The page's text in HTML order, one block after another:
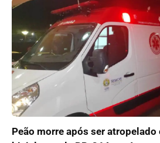
Peão morre após ser